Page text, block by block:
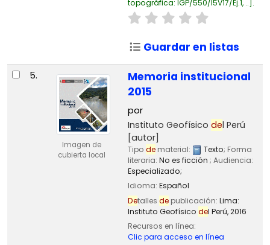
topográfica: IGP/550/I5V17/Ej.1, .. .
Guardar en listas
5.
Imagen de
cubierta local
Memoria institucional
2015
por
Instituto Geofísico del Perú
[autor]
Tipo dematerial: Texto; Forma
literaria: No es ficción ; Audiencia:
Especializado;
Idioma: Español
Detalles depublicación: Lima:
Instituto Geofísico del Perú,2016
Recursos en línea:
Clic para acceso en línea